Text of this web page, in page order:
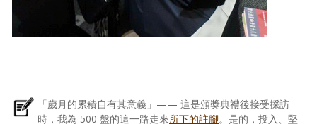
「歲月的累積自有其意義」—— 這是頒獎典禮後接受採訪
時，我為 500 盤的這一路走來所下的註腳。是的，投入、堅